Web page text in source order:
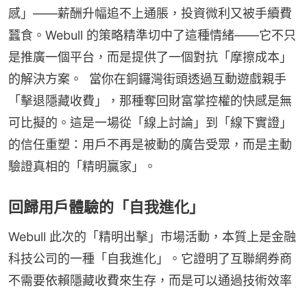
感」——薪酬升幅追不上通脹，投資微利又被手續費
蠶食。Webull 的策略精準切中了這種情緒——它不只
是推廣一個平台，而是提供了一個對抗「摩擦成本」
的解決方案。  當你在銅鑼灣街頭透過互動遊戲親手
「擊退隱藏收費」，那種奪回財富掌控權的快感是無
可比擬的。這是一場從「線上討論」到「線下實證」
的信任重塑：用戶不再是被動的廣告受眾，而是主動
驗證真相的「精明贏家」。
回歸用戶體驗的「自我進化」
Webull 此次的「精明出擊」市場活動，本質上是金融
科技公司的一種「自我進化」。它證明了互聯網券商
不需要依賴隱藏收費來生存，而是可以通過技術效率